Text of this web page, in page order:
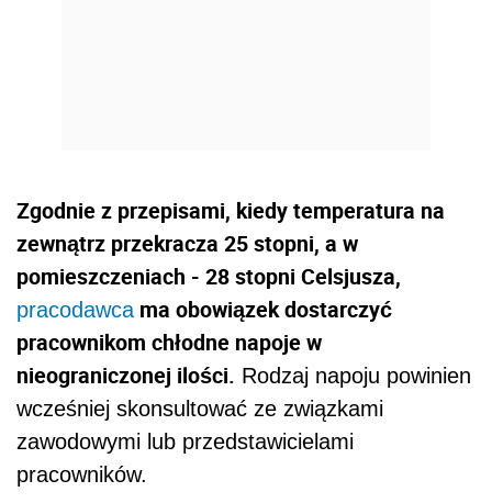
Zgodnie z przepisami, kiedy temperatura na
zewnątrz przekracza 25 stopni, a w
pomieszczeniach - 28 stopni Celsjusza,
pracodawcama obowiązek dostarczyć
pracownikom chłodne napoje w
nieograniczonej ilości. Rodzaj napoju powinien
wcześniej skonsultować ze związkami
zawodowymi lub przedstawicielami
pracowników.